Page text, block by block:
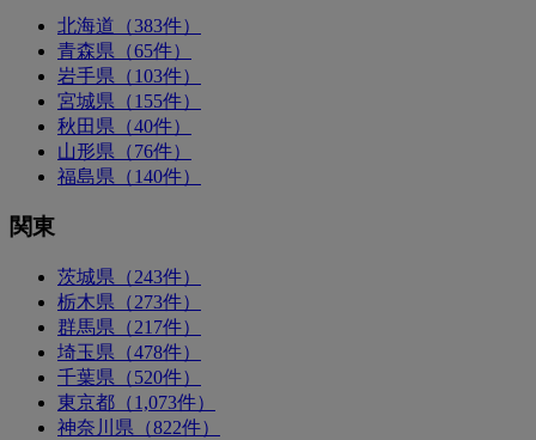
北海道（383件）
青森県（65件）
岩手県（103件）
宮城県（155件）
秋田県（40件）
山形県（76件）
福島県（140件）
関東
茨城県（243件）
栃木県（273件）
群馬県（217件）
埼玉県（478件）
千葉県（520件）
東京都（1,073件）
神奈川県（822件）